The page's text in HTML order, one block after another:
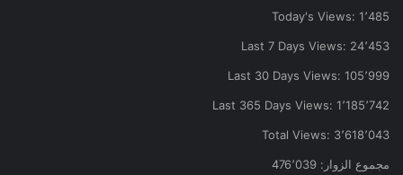
Today's Views: 1٬485
Last 7 Days Views: 24٬453
Last 30 Days Views: 105٬999
Last 365 Days Views: 1٬185٬742
Total Views: 3٬618٬043
مجموع الزوار: 476٬039